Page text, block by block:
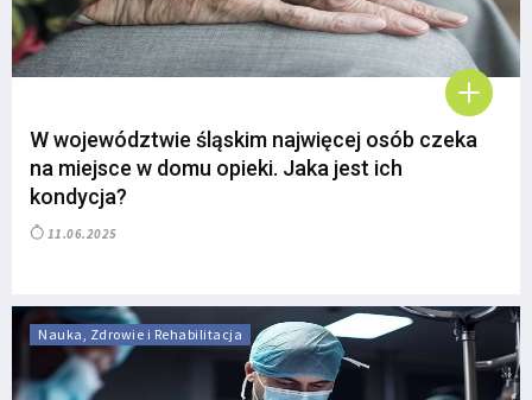
W województwie śląskim najwięcej osób czeka
na miejsce w domu opieki. Jaka jest ich
kondycja?
11.06.2025
Nauka, Zdrowie i Rehabilitacja